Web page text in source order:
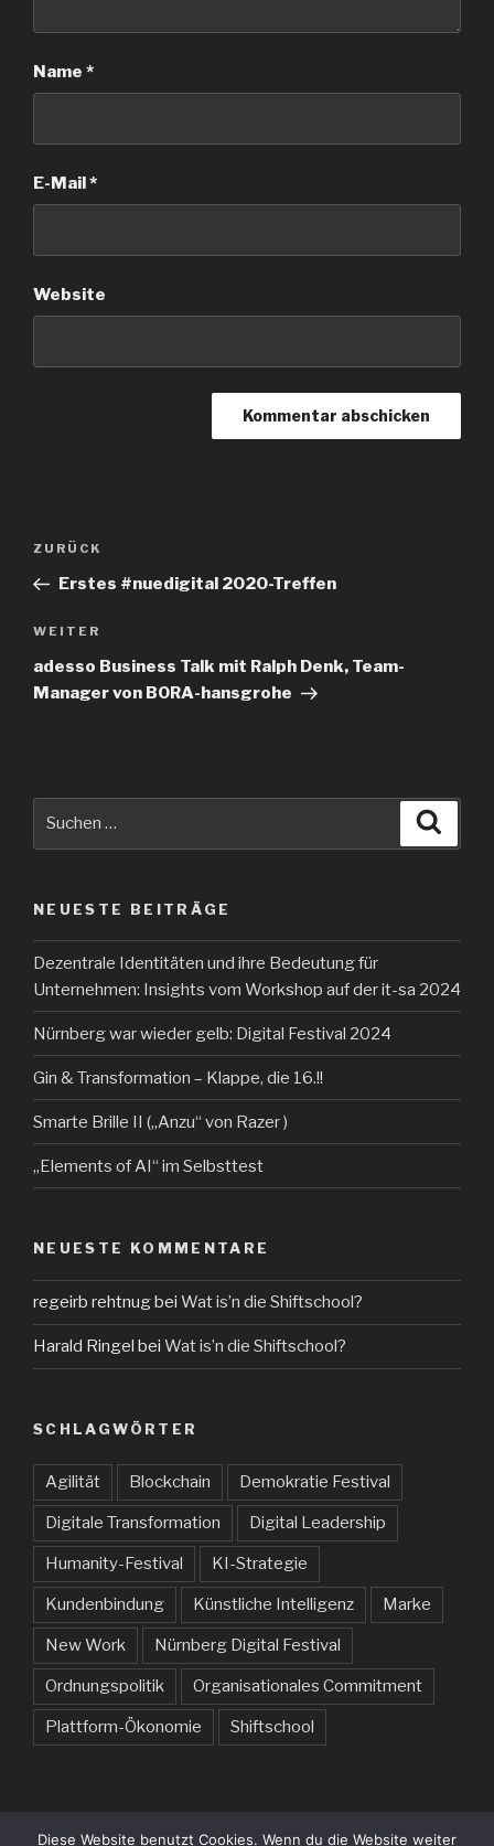
Name *
E-Mail*
Website
Beitrags-
Vorheriger
Beitrag
ZURÜCK
Erstes #nuedigital 2020-Treffen
Nächster
Beitrag
WEITER
adesso Business Talk mit Ralph Denk, Team-
Manager von BORA-hansgrohe
NEUESTE BEITRÄGE
Dezentrale Identitäten und ihre Bedeutung für
Unternehmen: Insights vom Workshop auf der it-sa 2024
Nürnberg war wieder gelb: Digital Festival 2024
Gin & Transformation – Klappe, die 16.!!
Smarte Brille II („Anzu“ von Razer )
„Elements of AI“ im Selbsttest
NEUESTE KOMMENTARE
regeirb rehtnug bei Wat is’n die Shiftschool?
Harald Ringel bei Wat is’n die Shiftschool?
SCHLAGWÖRTER
Agilität Blockchain Demokratie Festival
Digitale Transformation Digital Leadership
Humanity-Festival KI-Strategie
Kundenbindung Künstliche Intelligenz Marke
New Work Nürnberg Digital Festival
Ordnungspolitik Organisationales Commitment
Plattform-Ökonomie Shiftschool
Diese Website benutzt Cookies. Wenn du die Website weiter